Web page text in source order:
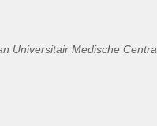
Universitair Medische Centra